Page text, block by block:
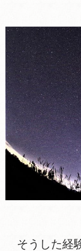
そうした経